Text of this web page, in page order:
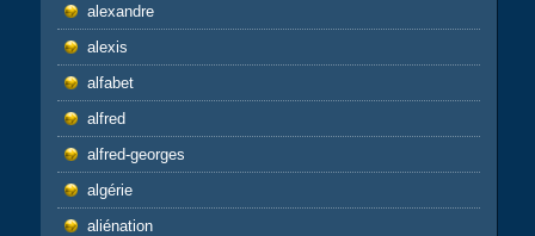
alexandre
alexis
alfabet
alfred
alfred-georges
algérie
aliénation